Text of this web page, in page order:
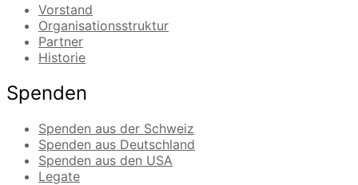
Vorstand
Organisationsstruktur
Partner
Historie
Spenden
Spenden aus der Schweiz
Spenden aus Deutschland
Spenden aus den USA
Legate